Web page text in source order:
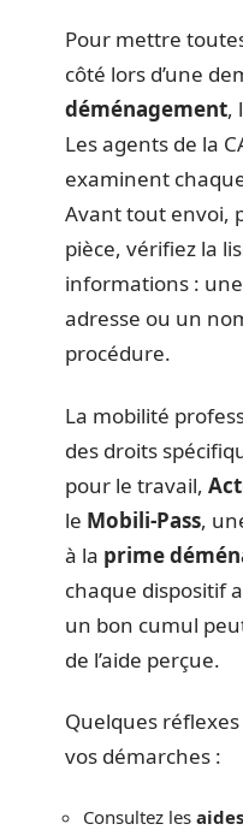
Pour mettre
côté lors d’une
déménagement,
Les agents de la
examinent
Avant tout envoi,
pièce, vérifiez la
informations :
adresse ou un
procédure.
La mobilité
des droits
pour le travail,
le Mobili-Pass,
à la prime
chaque dispositif
un bon cumul
de l’aide perçue.
Quelques
vos démarches :
Consultez les